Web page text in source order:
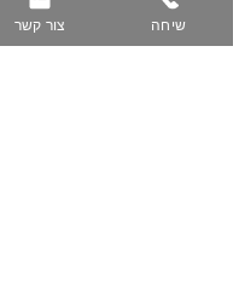
צור קשר שיחה